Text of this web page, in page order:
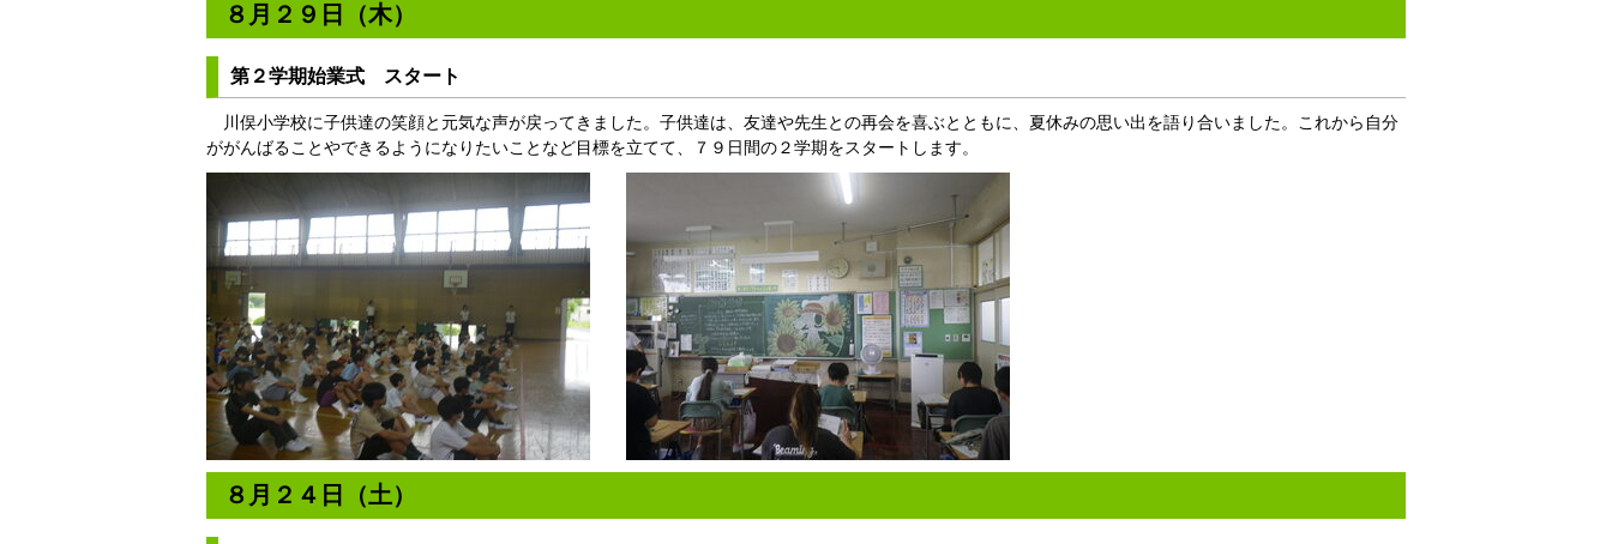
８月２９日（木）
第２学期始業式 スタート
川俣小学校に子供達の笑顔と元気な声が戻ってきました。子供達は、友達や先生との再会を喜ぶとともに、夏休みの思い出を語り合いました。これから自分
ががんばることやできるようになりたいことなど目標を立てて、７９日間の２学期をスタートします。
８月２４日（土）